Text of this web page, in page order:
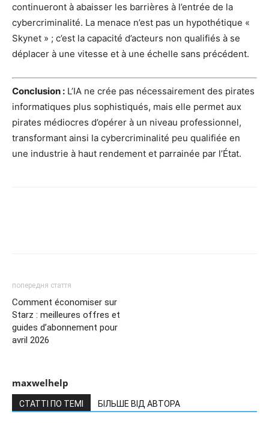
continueront à abaisser les barrières à l’entrée de la
cybercriminalité. La menace n’est pas un hypothétique «
Skynet » ; c’est la capacité d’acteurs non qualifiés à se
déplacer à une vitesse et à une échelle sans précédent.
Conclusion : L’IA ne crée pas nécessairement des pirates
informatiques plus sophistiqués, mais elle permet aux
pirates médiocres d’opérer à un niveau professionnel,
transformant ainsi la cybercriminalité peu qualifiée en
une industrie à haut rendement et parrainée par l’État.
попередня стаття
Comment économiser sur
Starz : meilleures offres et
guides d’abonnement pour
avril 2026
maxwelhelp
СТАТТІ ПО ТЕМІ БІЛЬШЕ ВІД АВТОРА